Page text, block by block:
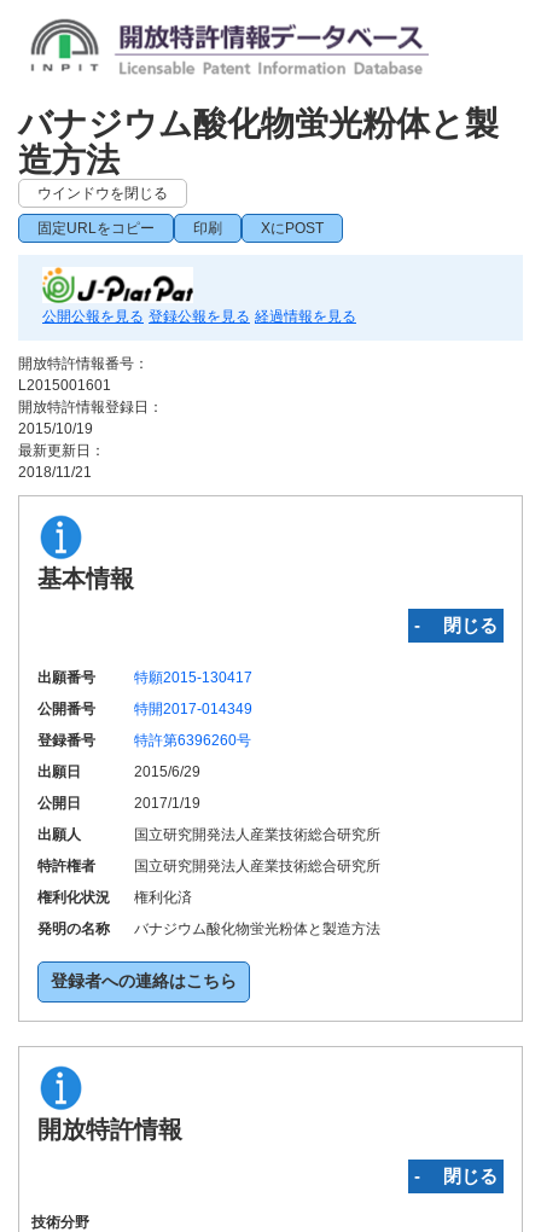
バナジウム酸化物蛍光粉体と製
造方法
ウインドウを閉じる
固定URLをコピー 印刷 XにPOST
公開公報を見る 登録公報を見る 経過情報を見る
開放特許情報番号：
L2015001601
開放特許情報登録日：
2015/10/19
最新更新日：
2018/11/21
基本情報
‐ 閉じる
出願番号
特願2015-130417
公開番号
特開2017-014349
登録番号
特許第6396260号
出願日
2015/6/29
公開日
2017/1/19
出願人
国立研究開発法人産業技術総合研究所
特許権者
国立研究開発法人産業技術総合研究所
権利化状況
権利化済
発明の名称
バナジウム酸化物蛍光粉体と製造方法
登録者への連絡はこちら
開放特許情報
‐ 閉じる
技術分野